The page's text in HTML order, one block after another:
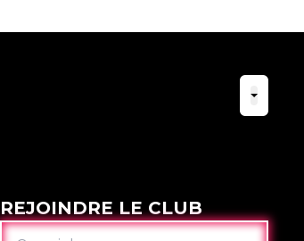
REJOINDRE LE CLUB
COURRIEL